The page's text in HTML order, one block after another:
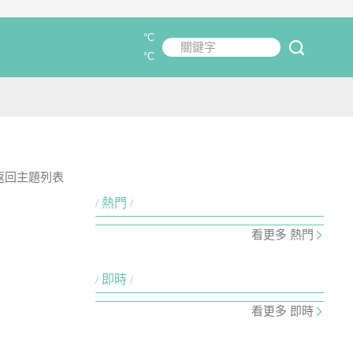
關鍵字
°C
°C
回主題列表
熱門
看更多 熱門
即時
看更多 即時